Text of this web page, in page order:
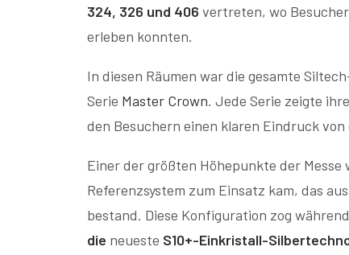
324, 326 und 406 vertreten, wo
erleben konnten.
In diesen Räumen war die gesamte
Serie Master Crown. Jede Serie zeigte
den Besuchern einen klaren Eindruck
Einer der größten Höhepunkte der Messe
Referenzsystem zum Einsatz kam, das aus
bestand. Diese Konfiguration zog
die neueste S10+-Einkristall-